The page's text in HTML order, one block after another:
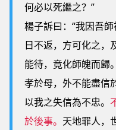
何必以死繼之？”
楊子訴曰：“我因吾
日不返，方可化之，
能待，竟化師魄而歸
孝於母，外不能盡信
以我之失信為不忠。
於後事。 天地罪人，